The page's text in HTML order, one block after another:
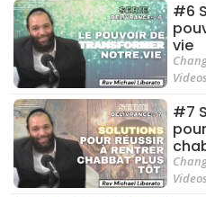
#6
vie
#7